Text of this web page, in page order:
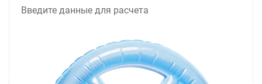
Введите данные для расчета